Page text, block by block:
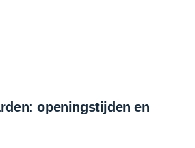
openingstijden en